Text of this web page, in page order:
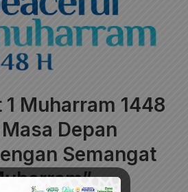
Muharram 1448
Depan
Semangat